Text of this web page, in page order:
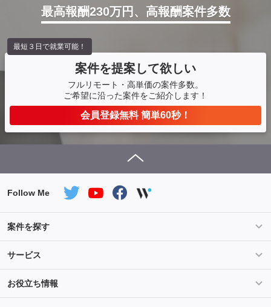
最高報酬230万円、高報酬案件多数
案件を提案して欲しい
フルリモート・高単価の案件多数。
ご希望に沿った案件をご紹介します！
会員登録無料 簡単60秒！
最短３日で就業可能！
Follow Me
案件を探す
条件を指定して案件を探す
Salesforce案件特集 AWS案件特集
サービス
サービス紹介
ご登録から参画までの流れ フリーランスの声
お役立ち情報